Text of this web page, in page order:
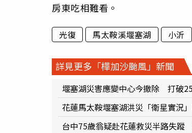
房東吃相難看。
光復 馬太鞍溪堰塞湖 小沂
詳見更多「樺加沙颱風」新聞
堰塞湖災害應變中心今撤除 打破
花蓮馬太鞍堰塞湖洪災「衛星實況
台中75歲翁疑赴花蓮救災半路失